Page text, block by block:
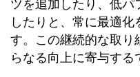
ツを追加したり、低
したりと、常に最適化
す。この継続的な取り
らなる向上に寄与する